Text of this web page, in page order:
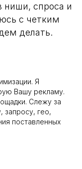
ниши, спроса и
с четким
делать.
Я
Вашу рекламу.
Слежу за
запросу, гео,
поставленных